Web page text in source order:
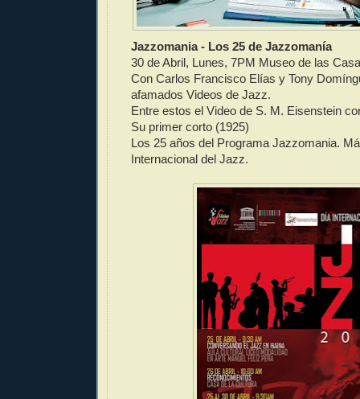
Jazzomania - Los 25 de Jazzomanía
30 de Abril, Lunes, 7PM Museo de las
Con Carlos Francisco Elías y Tony
afamados Videos de Jazz.
Entre estos el Video de S. M. Eisenstein
Su primer corto (1925)
Los 25 años del Programa Jazzomania.
Internacional del Jazz.